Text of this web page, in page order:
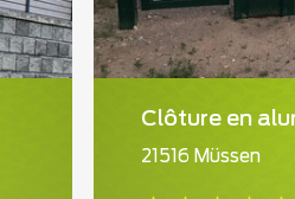
Clôture en
21516 Müssen